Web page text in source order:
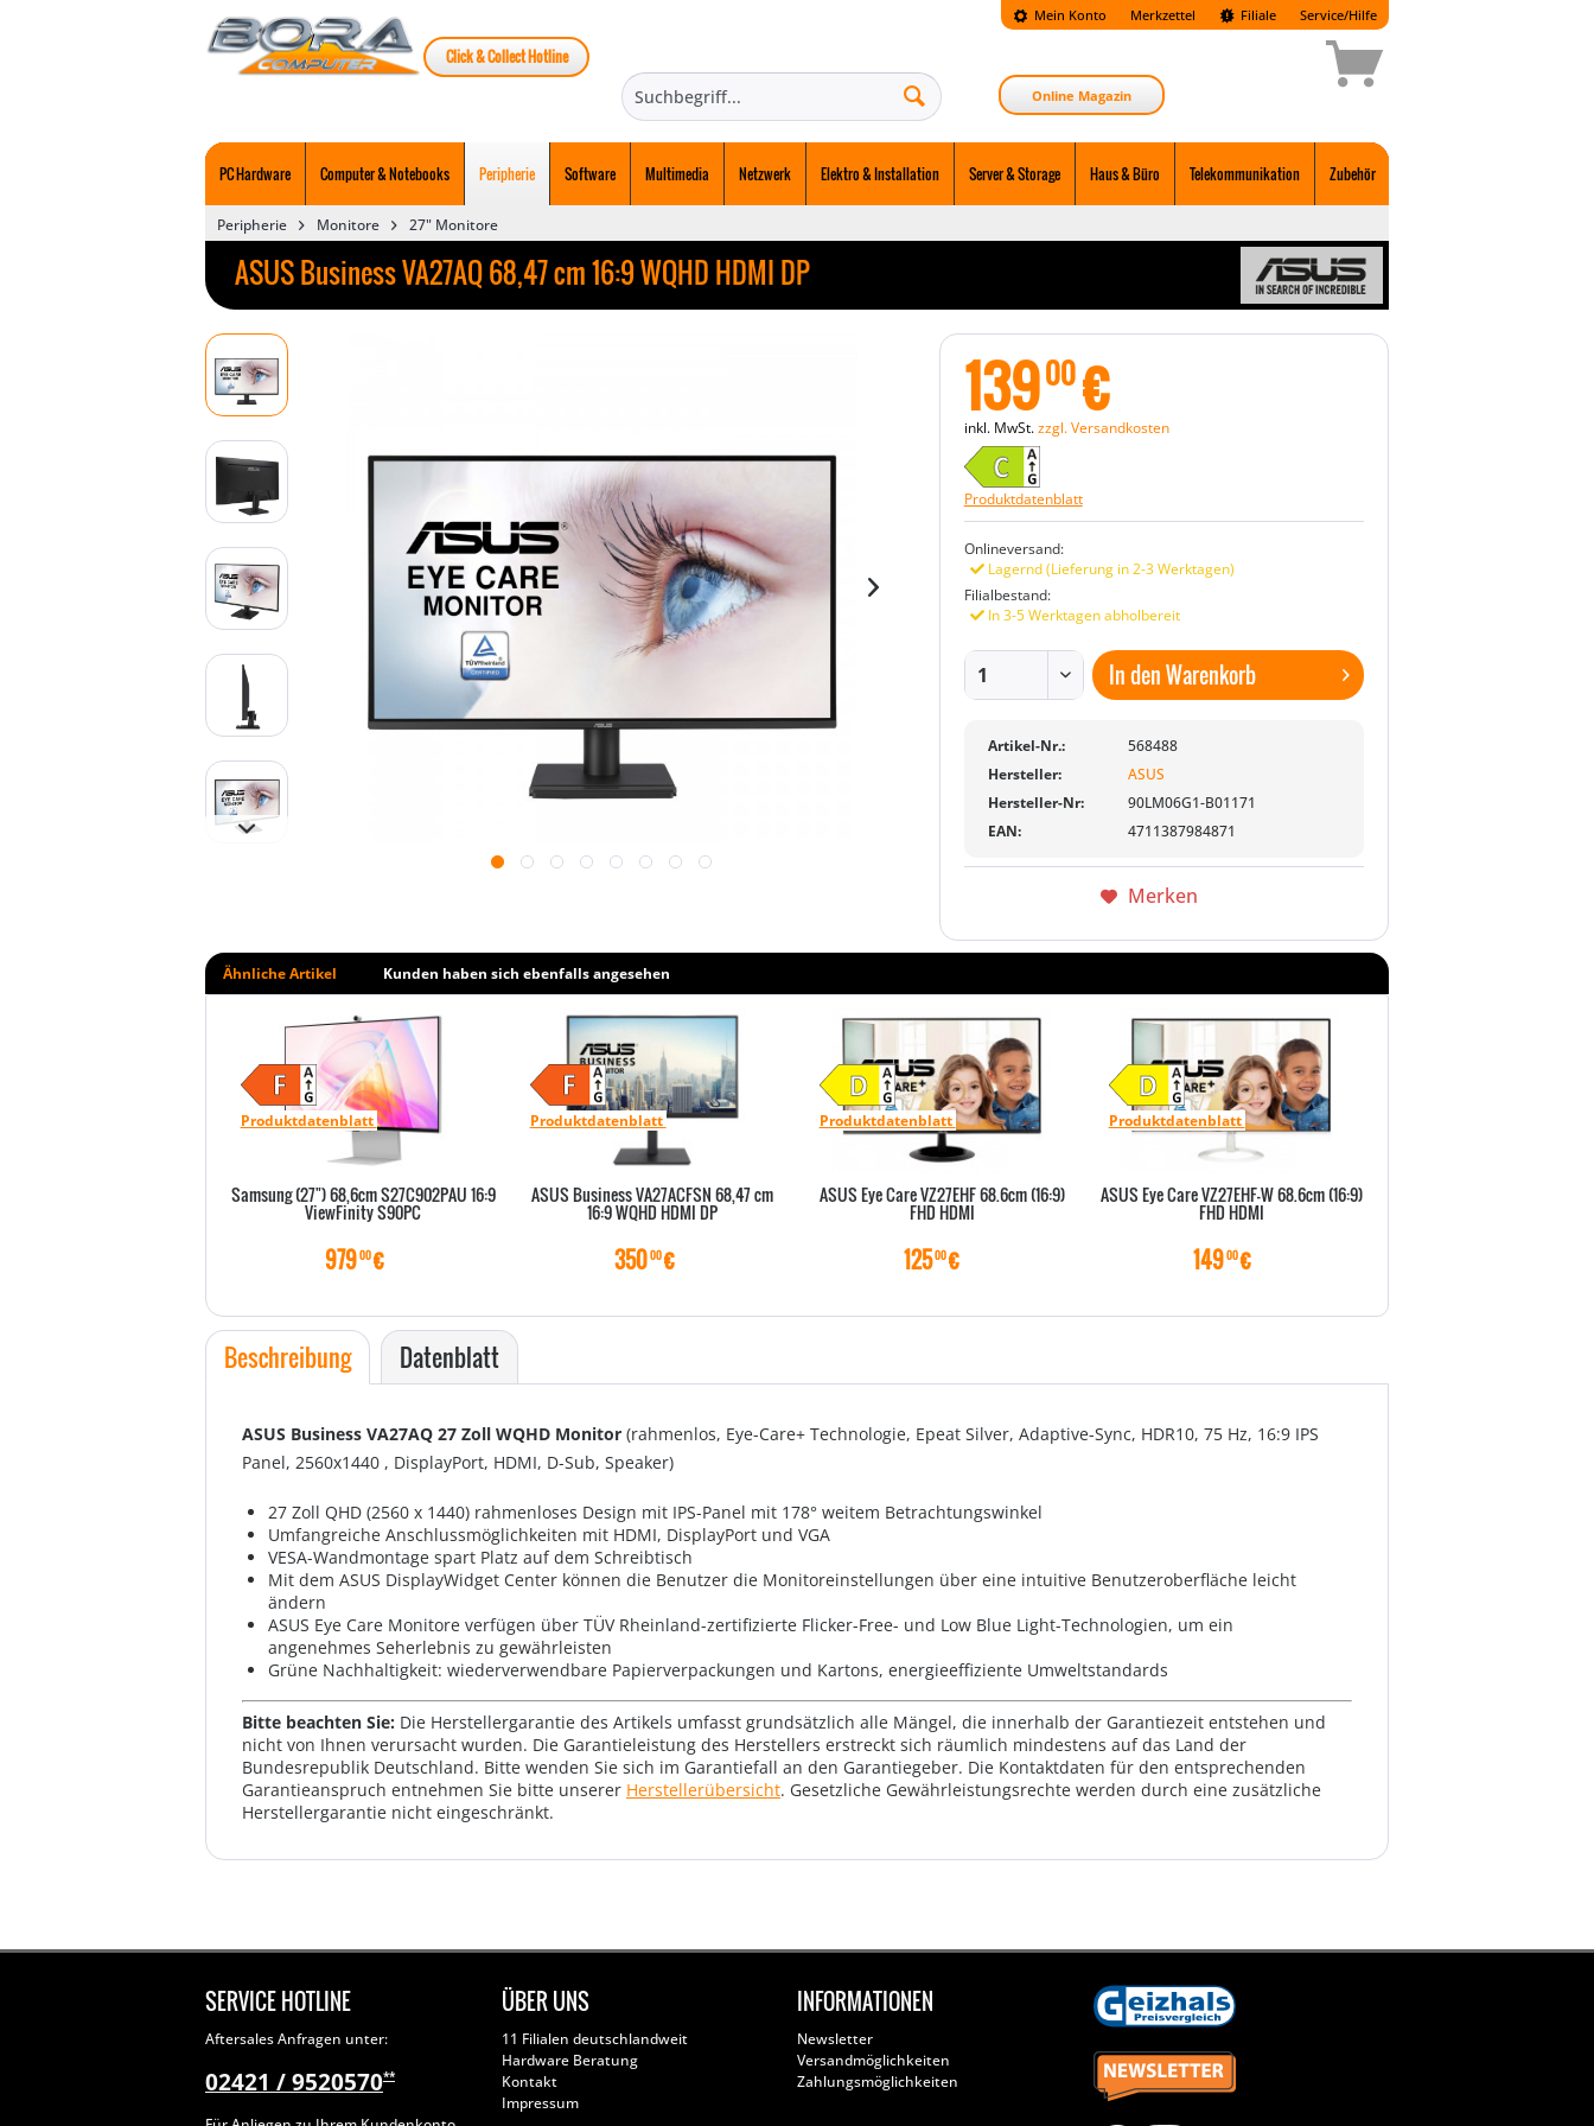
Mein Konto Merkzettel
Click & Collect Hotline
Filiale Service/Hilfe
Online Magazin
PC Hardware Computer & Notebooks Peripherie Software Multimedia Netzwerk Elektro & Installation Server & Storage Haus & Büro Telekommunikation Zubehör
Peripherie Monitore 27" Monitore
ASUS Business VA27AQ 68,47 cm 16:9 WQHD HDMI DP
13900€
inkl. MwSt.zzgl. Versandkosten
Produktdatenblatt
Onlineversand:
Lagernd (Lieferung in 2-3 Werktagen)
Filialbestand:
In 3-5 Werktagen abholbereit
In denWarenkorb
Artikel-Nr.:
568488
Hersteller:
ASUS
Hersteller-Nr:
90LM06G1-B01171
EAN:
4711387984871
Merken
Ähnliche Artikel Kunden haben sich ebenfalls angesehen
Produktdatenblatt
Samsung (27") 68,6cm S27C902PAU 16:9
ViewFinity S90PC
97900€
Produktdatenblatt
ASUS Business VA27ACFSN 68,47 cm
16:9 WQHD HDMI DP
35000€
Produktdatenblatt
ASUS Eye Care VZ27EHF 68.6cm (16:9)
FHD HDMI
12500€
Produktdatenblatt
ASUS Eye Care VZ27EHF-W 68.6cm (16:9)
FHD HDMI
14900€
Beschreibung Datenblatt
ASUS Business VA27AQ 27 Zoll WQHD Monitor (rahmenlos, Eye-Care+ Technologie, Epeat Silver, Adaptive-Sync, HDR10, 75 Hz, 16:9 IPS
Panel, 2560x1440 , DisplayPort, HDMI, D-Sub, Speaker)
27 Zoll QHD (2560 x 1440) rahmenloses Design mit IPS-Panel mit 178° weitem Betrachtungswinkel
Umfangreiche Anschlussmöglichkeiten mit HDMI, DisplayPort und VGA
VESA-Wandmontage spart Platz auf dem Schreibtisch
Mit dem ASUS DisplayWidget Center können die Benutzer die Monitoreinstellungen über eine intuitive Benutzeroberfläche leicht
ändern
ASUS Eye Care Monitore verfügen über TÜV Rheinland-zertifizierte Flicker-Free- und Low Blue Light-Technologien, um ein
angenehmes Seherlebnis zu gewährleisten
Grüne Nachhaltigkeit: wiederverwendbare Papierverpackungen und Kartons, energieeffiziente Umweltstandards
Bitte beachten Sie: Die Herstellergarantie des Artikels umfasst grundsätzlich alle Mängel, die innerhalb der Garantiezeit entstehen und
nicht von Ihnen verursacht wurden. Die Garantieleistung des Herstellers erstreckt sich räumlich mindestens auf das Land der
Bundesrepublik Deutschland. Bitte wenden Sie sich im Garantiefall an den Garantiegeber. Die Kontaktdaten für den entsprechenden
Garantieanspruch entnehmen Sie bitte unserer Herstellerübersicht. Gesetzliche Gewährleistungsrechte werden durch eine zusätzliche
Herstellergarantie nicht eingeschränkt.
SERVICE HOTLINE
Aftersales Anfragen unter:
02421 / 9520570**
ÜBER UNS
11 Filialen deutschlandweit
Hardware Beratung
Kontakt
Impressum
INFORMATIONEN
Newsletter
Versandmöglichkeiten
Zahlungsmöglichkeiten